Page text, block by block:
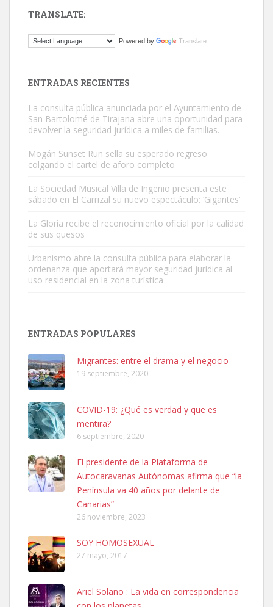
El ayuntamiento se va a llevar a Los Gatos callejeros de la zona los
Gato manso encontrado
Este gato macho ha aparecido en la calle hace menos de un mes,
es muy manso y extremadamente cari...
Leales.org » Gran Canaria
SHIBA PERDIDO AVDA JOSE MESA Y LOPEZ
PERRO MACHO RAZA SHIBA CON MICROCHIP PERDIDO HOY
06/07/2025 ZONA MESA Y LOPEZ. ES MUY ASUSTADIZO
Leales.org » Gran Canaria
6.7.2025
Ninfa perdida
TRANSLATE:
Powered by Translate
ENTRADAS RECIENTES
La consulta pública anunciada por el Ayuntamiento de
San Bartolomé de Tirajana abre una oportunidad para
devolver la seguridad jurídica a miles de familias.
Mogán Sunset Run sella su esperado regreso
colgando el cartel de aforo completo
La Sociedad Musical Villa de Ingenio presenta este
sábado en El Carrizal su nuevo espectáculo: ‘Gigantes’
La Gloria recibe el reconocimiento oficial por la calidad
de sus quesos
Urbanismo abre la consulta pública para elaborar la
ordenanza que aportará mayor seguridad jurídica al
uso residencial en la zona turística
ENTRADAS POPULARES
Migrantes: entre el drama y el negocio
19 septiembre, 2020
COVID-19: ¿Qué es verdad y que es
mentira?
6 septiembre, 2020
El presidente de la Plataforma de
Autocaravanas Autónomas afirma que “la
Península va 40 años por delante de
Canarias”
26 noviembre, 2023
SOY HOMOSEXUAL
27 mayo, 2017
Ariel Solano : La vida en correspondencia